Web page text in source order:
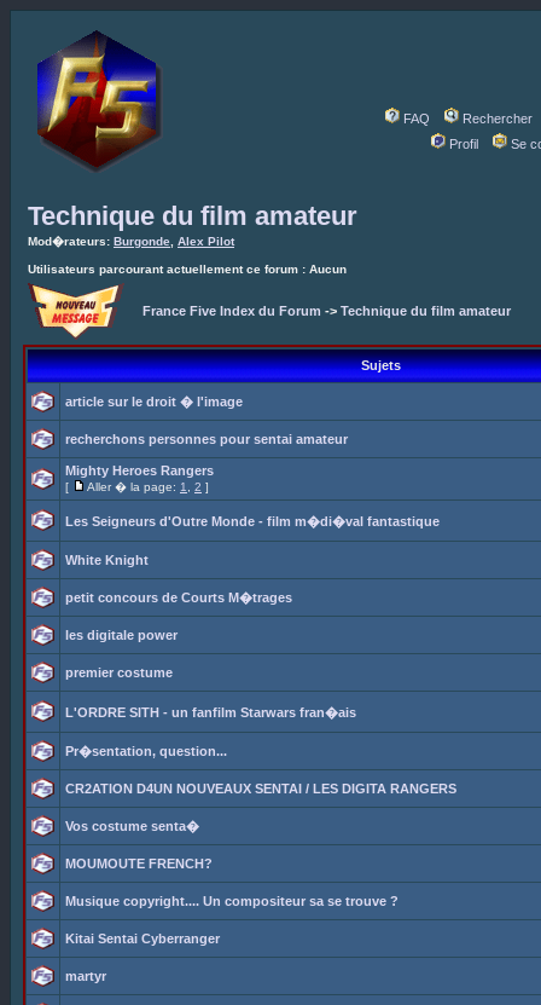
FAQ
Rechercher
Profil
Se
Technique du film amateur
Mod�rateurs: Burgonde Alex Pilot
Utilisateurs parcourant actuellement ce forum : Aucun
France Five Index du Forum -> Technique du film amateur
Sujets
article sur le droit � l'image
recherchons personnes pour sentai amateur
Mighty Heroes Rangers
[ Aller � la page: 1 2 ]
Les Seigneurs d'Outre Monde - film m�di�val fantastique
White Knight
petit concours de Courts M�trages
les digitale power
premier costume
L'ORDRE SITH - un fanfilm Starwars fran�ais
Pr�sentation, question...
CR2ATION D4UN NOUVEAUX SENTAI / LES DIGITA RANGERS
Vos costume senta�
MOUMOUTE FRENCH?
Musique copyright.... Un compositeur sa se trouve ?
Kitai Sentai Cyberranger
martyr